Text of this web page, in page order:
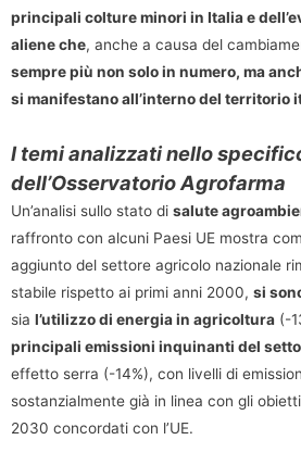
principali colture minori in Italia e
aliene che, anche a causa del
sempre più non solo in numero, ma
si manifestano all’interno del territorio
I temi analizzati nello
dell’Osservatorio Agrofarma
Un’analisi sullo stato di salute
raffronto con alcuni Paesi UE mostra
aggiunto del settore agricolo nazionale
stabile rispetto ai primi anni 2000, si
sia l’utilizzo di energia in agricoltura (-
principali emissioni inquinanti del
effetto serra (-14%), con livelli di
sostanzialmente già in linea con gli
2030 concordati con l’UE.